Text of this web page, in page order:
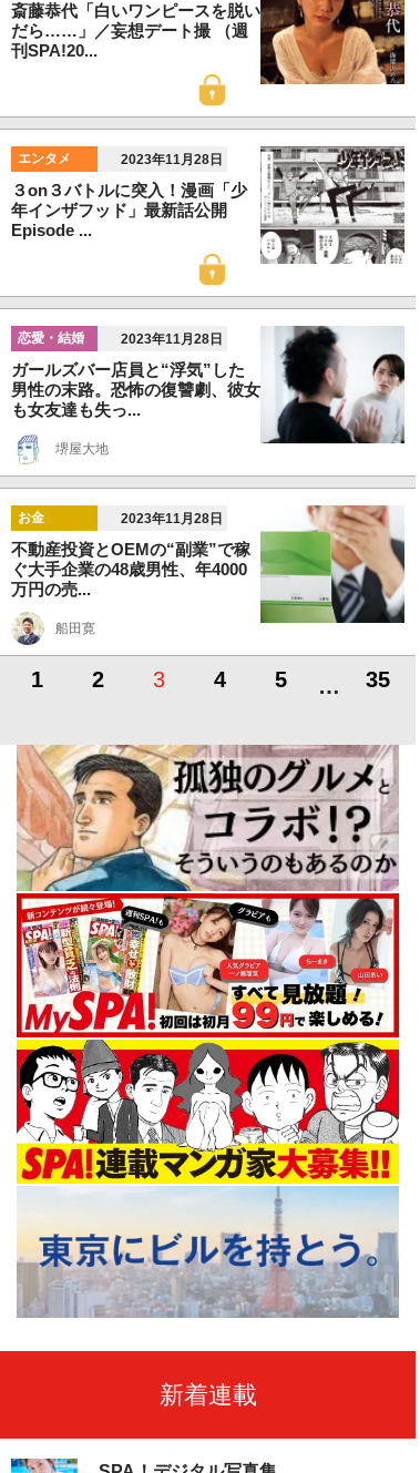
斎藤恭代「白いワンピースを脱い
だら……」／妄想デート撮 （週
刊SPA!20...
エンタメ 2023年11月28日
３on３バトルに突入！漫画「少
年インザフッド」最新話公開
Episode ...
恋愛・結婚 2023年11月28日
ガールズバー店員と“浮気”した
男性の末路。恐怖の復讐劇、彼女
も女友達も失っ...
堺屋大地
お金 2023年11月28日
不動産投資とOEMの“副業”で稼
ぐ大手企業の48歳男性、年4000
万円の売...
船田寛
1 2 3 4 5 … 35
新着連載